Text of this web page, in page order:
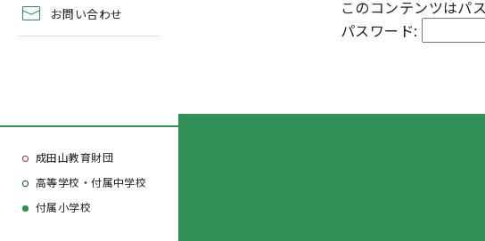
お問い合わせ
成田山教育財団
高等学校・付属中学校
付属小学校
このコンテンツはパ
パスワード: